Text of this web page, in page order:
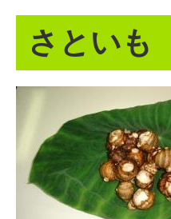
さといも